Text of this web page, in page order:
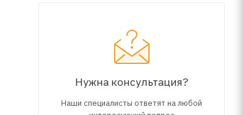
Нужна консультация?
Наши специалисты ответят на любой